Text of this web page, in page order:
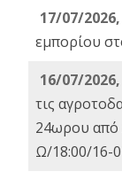
17/07/
εμπορίου
16/07/
τις
24ωρου από
Ω/18:00/16-